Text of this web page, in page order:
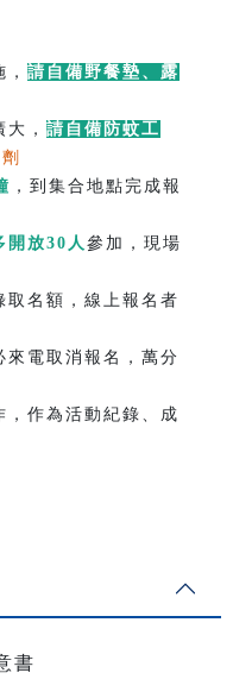
請自備野餐墊、露
， 請自備防蚊工
，到集合地點完成報
開放30人 參加，現場
名額，線上報名者
電取消報名，萬分
作為活動紀錄、成
書